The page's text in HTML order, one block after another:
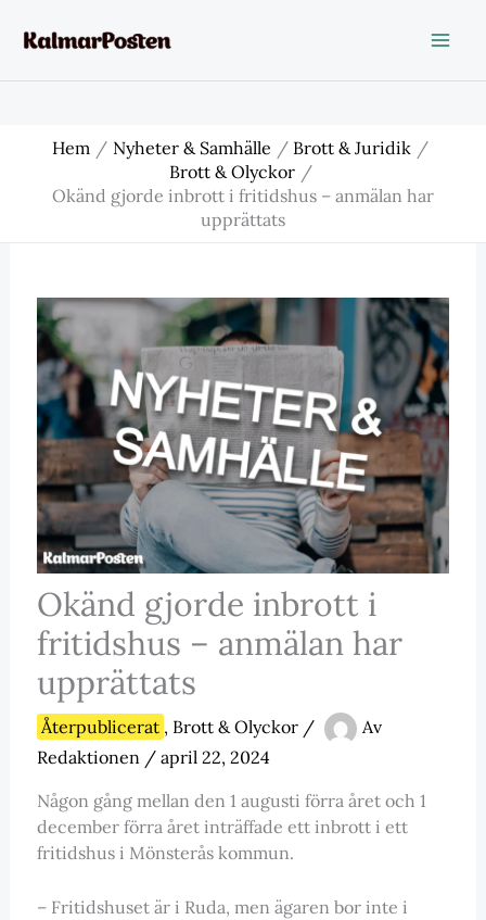
Hem Nyheter & Samhälle
Brott & Juridik
Brott & Olyckor
Okänd gjorde inbrott i fritidshus – anmälan har
upprättats
Okänd gjorde inbrott i
fritidshus – anmälan har
upprättats
Återpublicerat , Brott & Olyckor/
Av
Redaktionen / april 22, 2024
Någon gång mellan den 1 augusti förra året och 1
december förra året inträffade ett inbrott i ett
fritidshus i Mönsterås kommun.
– Fritidshuset är i Ruda, men ägaren bor inte i